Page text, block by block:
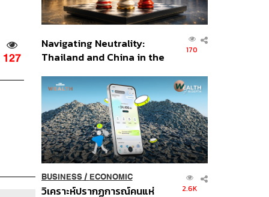
127
Navigating Neutrality:
Thailand and China in the
Order
170
BUSINESS/ ECONOMIC
วิเคราะห์ปรากฏการณ์คนแห่ 2.6K